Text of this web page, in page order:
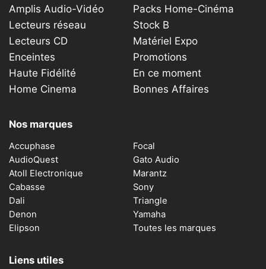
Amplis Audio-Vidéo
Lecteurs réseau
Lecteurs CD
Enceintes
Haute Fidélité
Home Cinema
Packs Home-Cinéma
Stock B
Matériel Expo
Promotions
En ce moment
Bonnes Affaires
Nos marques
Accuphase
AudioQuest
Atoll Electronique
Cabasse
Dali
Denon
Elipson
Focal
Gato Audio
Marantz
Sony
Triangle
Yamaha
Toutes les marques
Liens utiles